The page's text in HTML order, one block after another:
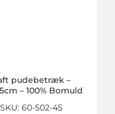
pudebetræk –
– 100% Bomuld
SKU: 60-502-45